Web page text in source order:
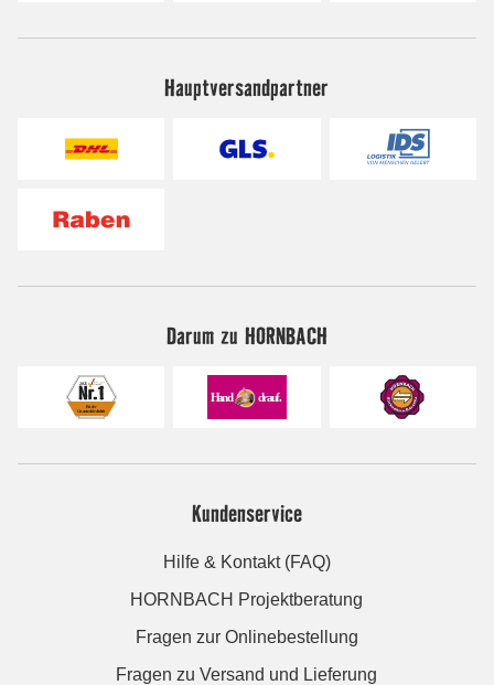
Hauptversandpartner
Darum zu HORNBACH
Kundenservice
Hilfe & Kontakt (FAQ)
HORNBACH Projektberatung
Fragen zur Onlinebestellung
Fragen zu Versand und Lieferung